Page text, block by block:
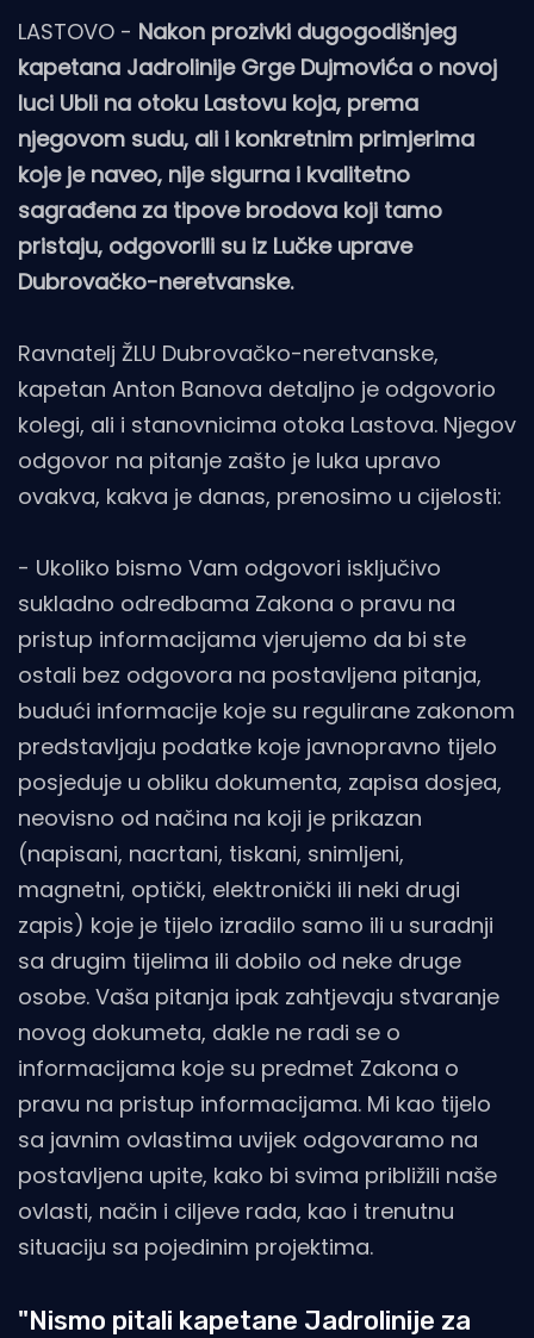
LASTOVO - Nakon prozivki dugogodišnjeg
kapetana Jadrolinije Grge Dujmovića o novoj
luci Ubli na otoku Lastovu koja, prema
njegovom sudu, ali i konkretnim primjerima
koje je naveo, nije sigurna i kvalitetno
sagrađena za tipove brodova koji tamo
pristaju, odgovorili su iz Lučke uprave
Dubrovačko-neretvanske.
Ravnatelj ŽLU Dubrovačko-neretvanske,
kapetan Anton Banova detaljno je odgovorio
kolegi, ali i stanovnicima otoka Lastova. Njegov
odgovor na pitanje zašto je luka upravo
ovakva, kakva je danas, prenosimo u cijelosti:
- Ukoliko bismo Vam odgovori isključivo
sukladno odredbama Zakona o pravu na
pristup informacijama vjerujemo da bi ste
ostali bez odgovora na postavljena pitanja,
budući informacije koje su regulirane zakonom
predstavljaju podatke koje javnopravno tijelo
posjeduje u obliku dokumenta, zapisa dosjea,
neovisno od načina na koji je prikazan
(napisani, nacrtani, tiskani, snimljeni,
magnetni, optički, elektronički ili neki drugi
zapis) koje je tijelo izradilo samo ili u suradnji
sa drugim tijelima ili dobilo od neke druge
osobe. Vaša pitanja ipak zahtjevaju stvaranje
novog dokumeta, dakle ne radi se o
informacijama koje su predmet Zakona o
pravu na pristup informacijama. Mi kao tijelo
sa javnim ovlastima uvijek odgovaramo na
postavljena upite, kako bi svima približili naše
ovlasti, način i ciljeve rada, kao i trenutnu
situaciju sa pojedinim projektima.
"Nismo pitali kapetane Jadrolinije za